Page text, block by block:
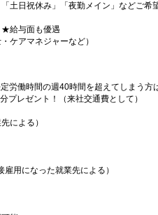
土日祝休み」「夜勤メイン」などご希
給与面も優遇
ケアマネジャーなど）
労働時間の週40時間を超えてしまう方
レゼント！（来社交通費として）
による）
用になった就業先による）